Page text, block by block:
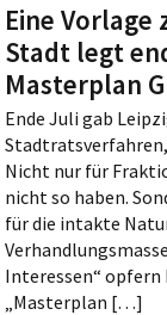
Eine
Stadt legt
Masterplan
Ende Juli gab
Nicht nur für
nicht so haben.
für die intakte
Interessen“ opfern
„Masterplan […]